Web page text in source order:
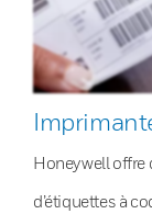
Honeywell offre
d’étiquettes à